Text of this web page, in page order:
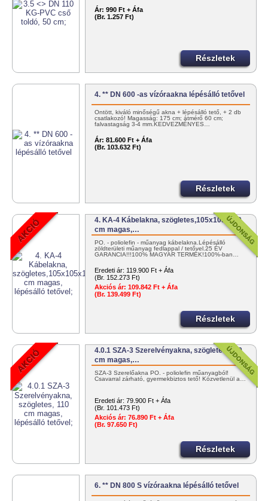
Ár: 990 Ft + Áfa
(Br. 1.257 Ft)
Részletek
4. ** DN 600 -as vízóraakna lépésálló tetővel
Öntött, kiváló minőségű akna + lépésálló tető, + 2 db
csatlakozó! Magasság: 175 cm; átmérő 60 cm;
falvastagság 3-4 mm.KEDVEZMÉNYES…
Ár: 81.600 Ft + Áfa
(Br. 103.632 Ft)
Részletek
4. KA-4 Kábelakna, szögletes,105x105x110
cm magas,…
PO. - poliolefin - műanyag kábelakna.Lépésálló
zöldterületi műanyag fedlappal / tetővel.25 ÉV
GARANCIA!!!100% MAGYAR TERMÉK!100%-ban…
Eredeti ár: 119.900 Ft + Áfa
(Br. 152.273 Ft)
Akciós ár: 109.842 Ft + Áfa
(Br. 139.499 Ft)
Részletek
4.0.1 SZA-3 Szerelvényakna, szögletes, 110
cm magas,…
SZA-3 Szerelőakna PO. - poliolefin műanyagból!
Csavarral zárható, gyermekbiztos tető! Közvetlenül a…
Eredeti ár: 79.900 Ft + Áfa
(Br. 101.473 Ft)
Akciós ár: 76.890 Ft + Áfa
(Br. 97.650 Ft)
Részletek
6. ** DN 800 S vízóraakna lépésálló tetővel